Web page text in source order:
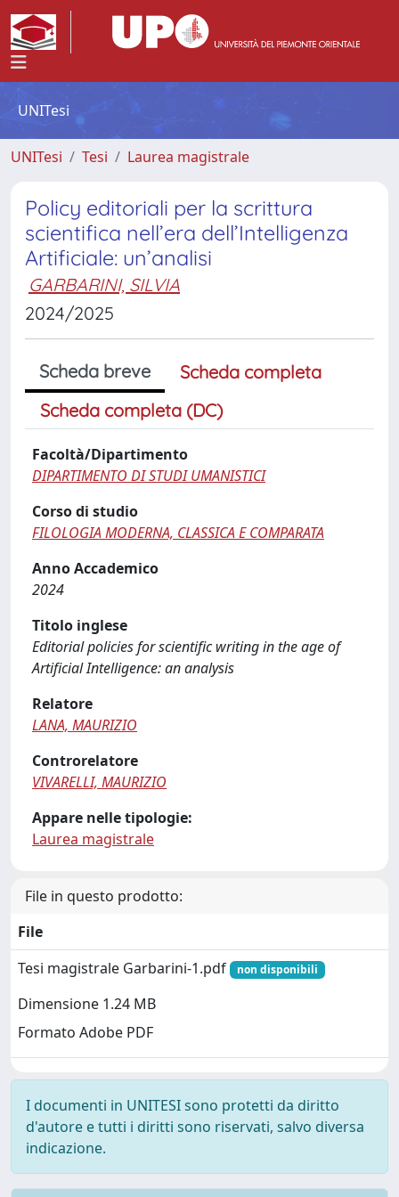
UNITesi
UNITesi Tesi Laurea magistrale
Policy editoriali per la scrittura
scientifica nell’era dell’Intelligenza
Artificiale: un’analisi
GARBARINI, SILVIA
2024/2025
Scheda breve
Scheda completa
Scheda completa (DC)
Facoltà/Dipartimento
DIPARTIMENTO DI STUDI UMANISTICI
Corso di studio
FILOLOGIA MODERNA, CLASSICA E COMPARATA
Anno Accademico
2024
Titolo inglese
Editorial policies for scientific writing in the age of
Artificial Intelligence: an analysis
Relatore
LANA, MAURIZIO
Controrelatore
VIVARELLI, MAURIZIO
Appare nelle tipologie:
Laurea magistrale
File in questo prodotto:
File
Tesi magistrale Garbarini-1.pdf
non disponibili
Dimensione 1.24 MB
Formato Adobe PDF
I documenti in UNITESI sono protetti da diritto
d'autore e tutti i diritti sono riservati, salvo diversa
indicazione.